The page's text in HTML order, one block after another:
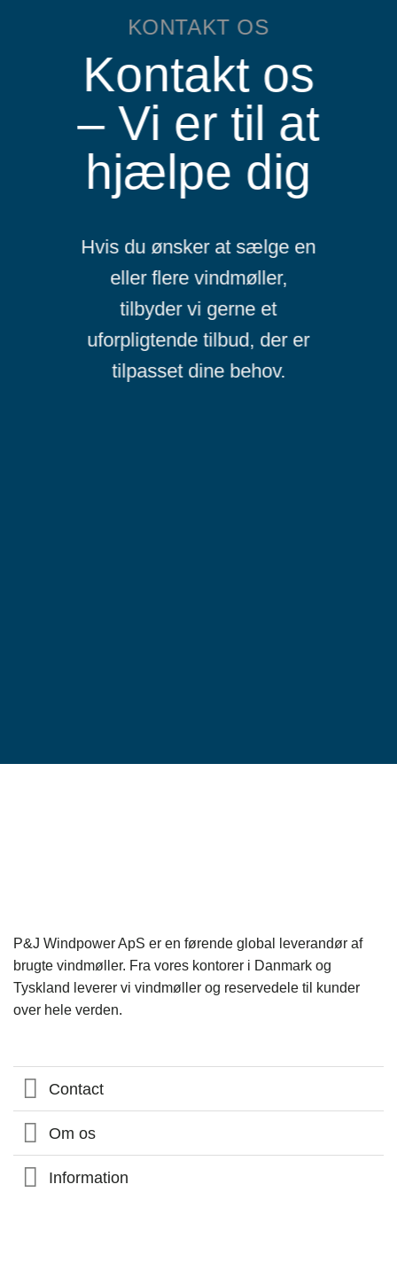
KONTAKT OS
Kontakt os
– Vi er til at
hjælpe dig
Hvis du ønsker at sælge en
eller flere vindmøller,
tilbyder vi gerne et
uforpligtende tilbud, der er
tilpasset dine behov.
P&J Windpower ApS er en førende global leverandør af
brugte vindmøller. Fra vores kontorer i Danmark og
Tyskland leverer vi vindmøller og reservedele til kunder
over hele verden.
Contact
Om os
Information